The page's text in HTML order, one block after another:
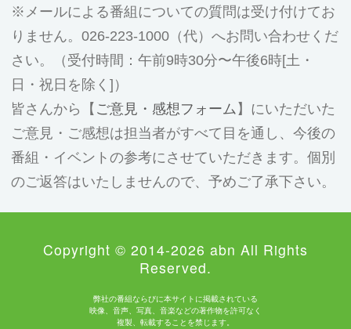
メールによる番組についての質問は受け付けてお
りません。026-223-1000（代）へお問い合わせくだ
さい。（受付時間：午前9時30分〜午後6時[土・
日・祝日を除く]）
皆さんから【 ご意見・感想フォーム 】にいただいた
ご意見・ご感想は担当者がすべて目を通し、今後の
番組・イベントの参考にさせていただきます。個別
のご返答はいたしませんので、予めご了承下さい。
Copyright © 2014-2026 abn All Rights
Reserved.
弊社の番組ならびに本サイトに掲載されている
映像、音声、写真、音楽などの著作物を許可なく
複製、転載することを禁じます。